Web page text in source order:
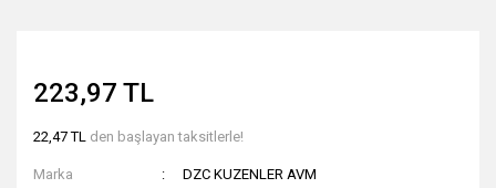
223,97 TL
22,47 TL den başlayan taksitlerle!
Marka
DZC KUZENLER AVM